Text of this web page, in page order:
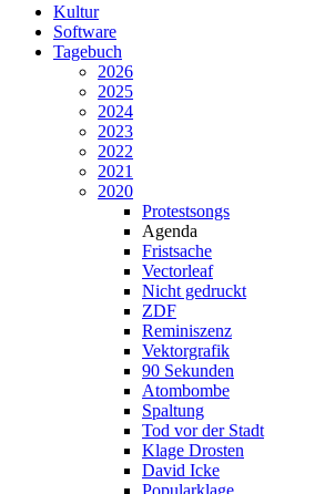
Kultur
Software
Tagebuch
2026
2025
2024
2023
2022
2021
2020
Protestsongs
Agenda
Fristsache
Vectorleaf
Nicht gedruckt
ZDF
Reminiszenz
Vektorgrafik
90 Sekunden
Atombombe
Spaltung
Tod vor der Stadt
Klage Drosten
David Icke
Popularklage